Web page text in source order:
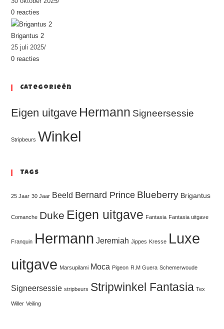
0 reacties
Brigantus 2
25 juli 2025/
0 reacties
Categorieën
Eigen uitgave Hermann Signeersessie
Stripbeurs Winkel
Tags
25 Jaar 30 Jaar Beeld Bernard Prince Blueberry Brigantus
Comanche Duke Eigen uitgave Fantasia Fantasia uitgave
Franquin Hermann Jeremiah Jippes Kresse Luxe
uitgave Marsupilami Moca Pigeon R.M Guera Schemerwoude
Signeersessie stripbeurs Stripwinkel Fantasia Tex
Willer Veiling